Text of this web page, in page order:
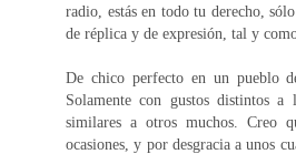
radio, estás en todo tu derecho,
de réplica y de expresión, tal y
De chico perfecto en un pueblo
Solamente con gustos distintos
similares a otros muchos. Creo
ocasiones, y por desgracia a unos